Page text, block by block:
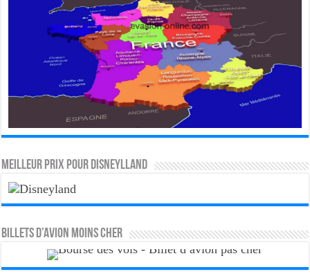
MEILLEUR PRIX POUR DISNEYLLAND
Billets d’avion moins cher